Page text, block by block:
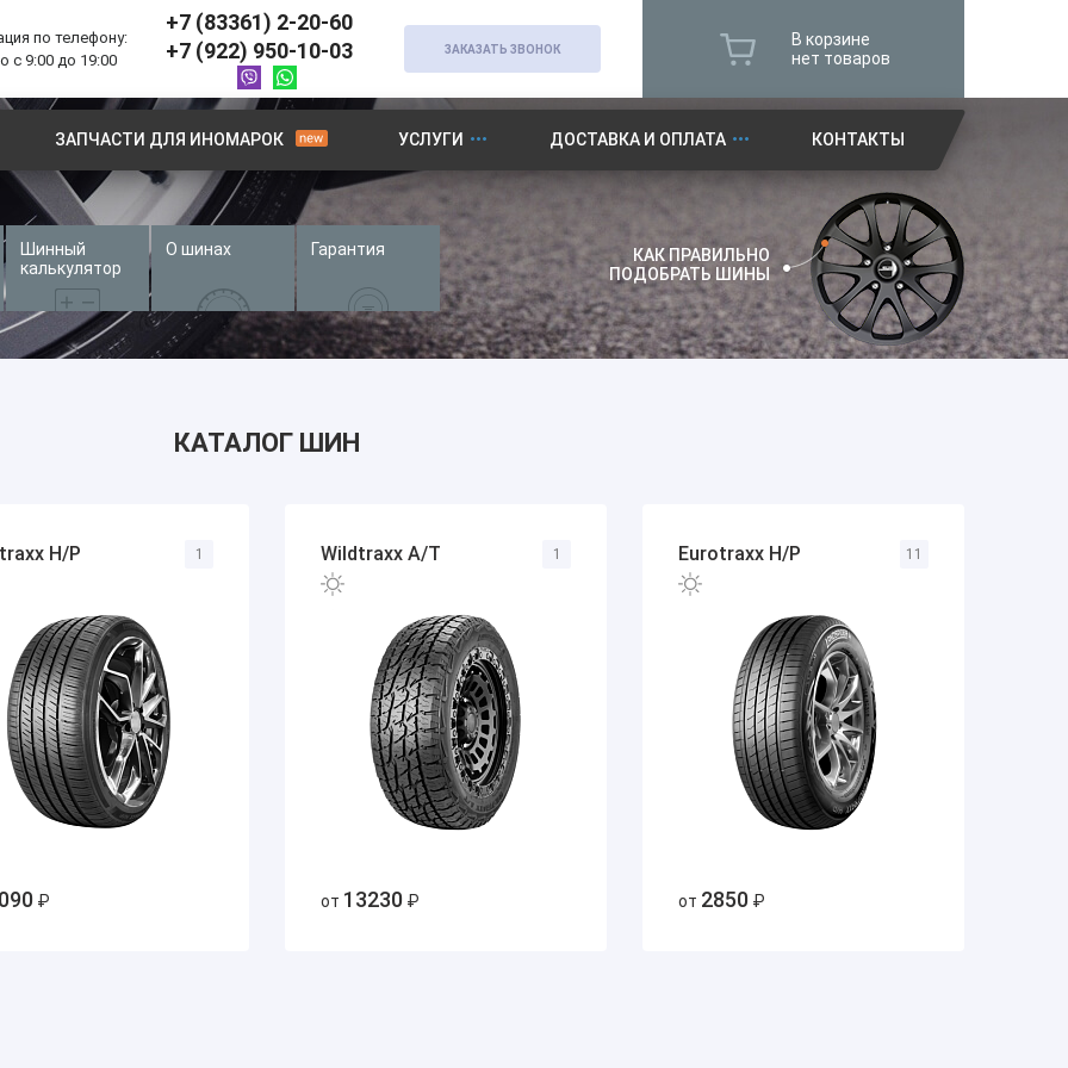
по телефону:
с 9:00 до 19:00
+7 (83361) 2-20-60
+7 (922) 950-10-03
ЗАКАЗАТЬ ЗВОНОК
В корзине
нет товаров
ЗАПЧАСТИ ДЛЯ ИНОМАРОК УСЛУГИ ДОСТАВКА И ОПЛАТА КОНТАКТЫ
Шинный
калькулятор
О шинах Гарантия
КАК ПРАВИЛЬНО
ПОДОБРАТЬ ШИНЫ
КАТАЛОГ ШИН
H/P
₽
1 Wildtraxx A/T
от 13230 ₽
1 Eurotraxx H/P
от 2850 ₽
11